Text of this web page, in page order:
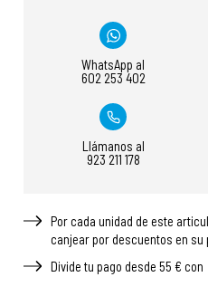
WhatsApp al
602 253 402
Llámanos al
923 211 178
Por cada unidad de este
canjear por descuentos en su
Divide tu pago desde 55 € con